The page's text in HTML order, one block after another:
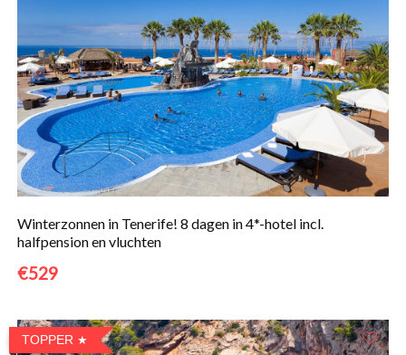
Winterzonnen in Tenerife! 8 dagen in 4*-hotel incl.
halfpension en vluchten
€529
TOPPER